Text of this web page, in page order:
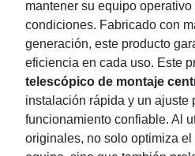
mantener su equipo
condiciones. Fabricado con
generación, este producto
eficiencia en cada uso. Este
telescópico de montaje
instalación rápida y un ajuste
funcionamiento confiable. Al
originales, no solo optimiza